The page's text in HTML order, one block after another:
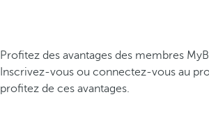
Profitez des avantages des membres
Inscrivez-vous ou connectez-vous au
profitez de ces avantages.